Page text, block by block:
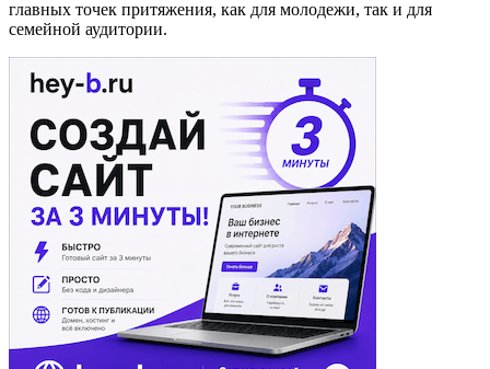
главных точек притяжения, как для молодежи, так и для
семейной аудитории.